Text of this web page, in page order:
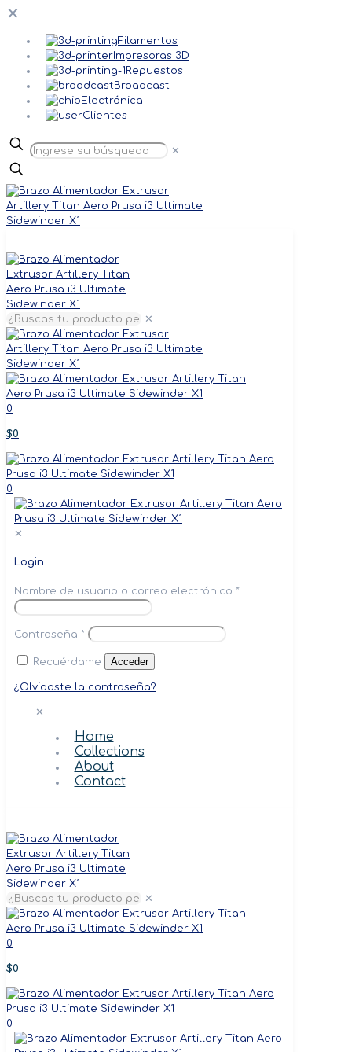
✕
Filamentos
Impresoras 3D
Repuestos
Broadcast
Electrónica
Clientes
✕
✕
0
$0
0
✕
Login
Nombre de usuario o correo electrónico *
Contraseña *
Recuérdame Acceder
¿Olvidaste la contraseña?
✕
Home
Collections
About
Contact
✕
0
$0
0